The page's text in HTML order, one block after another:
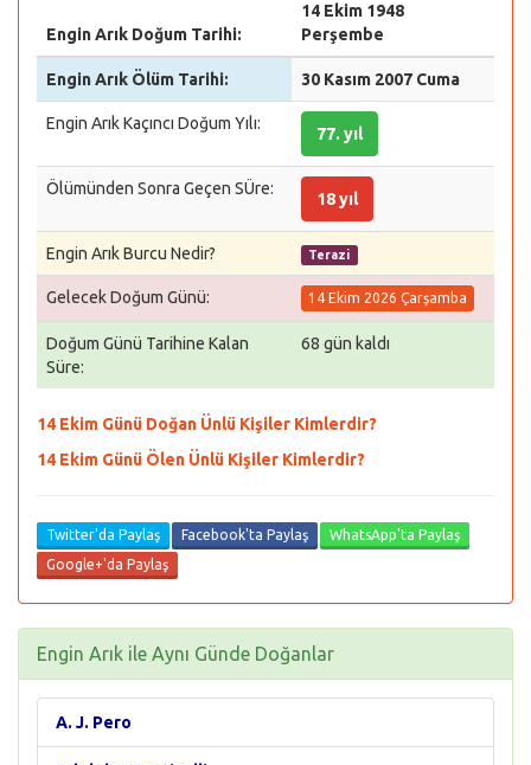
Engin Arık Doğum Tarihi:
14 Ekim 1948
Perşembe
Engin Arık Ölüm Tarihi: 30 Kasım 2007 Cuma
Engin Arık Kaçıncı Doğum Yılı:
77. yıl
Ölümünden Sonra Geçen SÜre:
18 yıl
Engin Arık Burcu Nedir? Terazi
Gelecek Doğum Günü: 14 Ekim 2026 Çarşamba
Doğum Günü Tarihine Kalan
Süre:
68 gün kaldı
14 Ekim Günü Doğan Ünlü Kişiler Kimlerdir?
14 Ekim Günü Ölen Ünlü Kişiler Kimlerdir?
Twitter'da Paylaş Facebook'ta Paylaş
WhatsApp'ta Paylaş
Google+'da Paylaş
Engin Arık ile Aynı Günde Doğanlar
A. J. Pero